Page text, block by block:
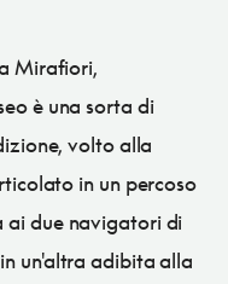
Mirafiori,
è una sorta di
volto alla
in un percoso
ai due navigatori di
un'altra adibita alla